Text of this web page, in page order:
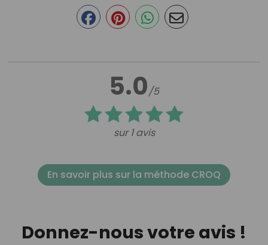
5.0/5
sur 1 avis
En savoir plus sur la méthode CROQ
Donnez-nous votre avis !